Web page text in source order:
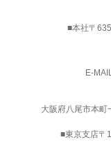
■本社〒
E-
大阪府八尾市本町
■東京支店〒